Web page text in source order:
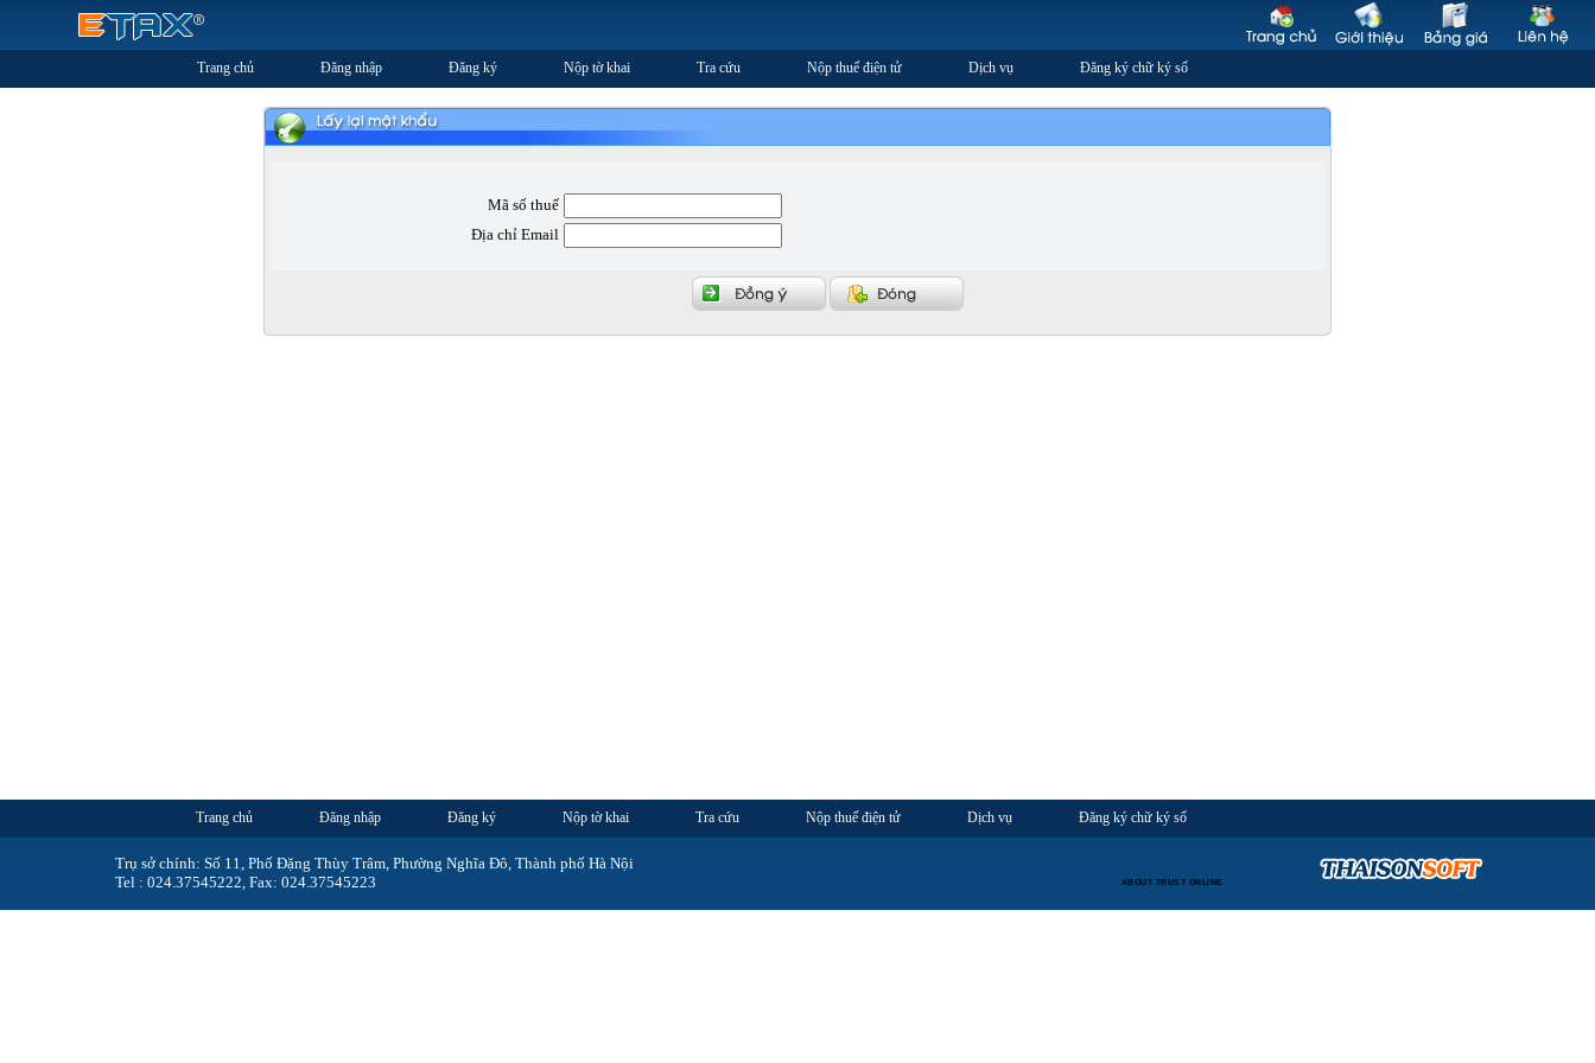
Trang chủ Đăng nhập Đăng ký Nộp tờ khai Tra cứu Nộp thuế điện tử Dịch vụ Đăng ký chữ ký số
Mã số thuế
Địa chỉ Email
Trang chủ Đăng nhập Đăng ký Nộp tờ khai Tra cứu Nộp thuế điện tử Dịch vụ Đăng ký chữ ký số
Trụ sở chính: Số 11, Phố Đặng Thùy Trâm, Phường Nghĩa Đô, Thành phố Hà Nội
Tel : 024.37545222, Fax: 024.37545223
ABOUT TRUST ONLINE